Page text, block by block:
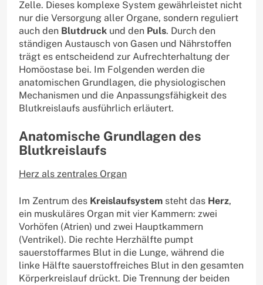
Zelle. Dieses komplexe System gewährleistet nicht
nur die Versorgung aller Organe, sondern reguliert
auch den Blutdruck und den Puls. Durch den
ständigen Austausch von Gasen und Nährstoffen
trägt es entscheidend zur Aufrechterhaltung der
Homöostase bei. Im Folgenden werden die
anatomischen Grundlagen, die physiologischen
Mechanismen und die Anpassungsfähigkeit des
Blutkreislaufs ausführlich erläutert.
Anatomische Grundlagen des
Blutkreislaufs
Herz als zentrales Organ
Im Zentrum des Kreislaufsystem steht das Herz,
ein muskuläres Organ mit vier Kammern: zwei
Vorhöfen (Atrien) und zwei Hauptkammern
(Ventrikel). Die rechte Herzhälfte pumpt
sauerstoffarmes Blut in die Lunge, während die
linke Hälfte sauerstoffreiches Blut in den gesamten
Körperkreislauf drückt. Die Trennung der beiden